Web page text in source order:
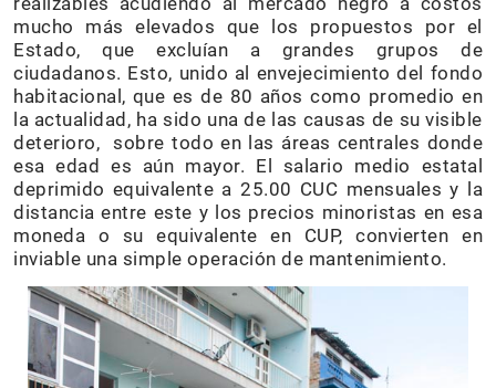
mucho más elevados que los propuestos por el
Estado, que excluían a grandes grupos de
ciudadanos. Esto, unido al envejecimiento del fondo
habitacional, que es de 80 años como promedio en
la actualidad, ha sido una de las causas de su visible
deterioro, sobre todo en las áreas centrales donde
esa edad es aún mayor. El salario medio estatal
deprimido equivalente a 25.00 CUC mensuales y la
distancia entre este y los precios minoristas en esa
moneda o su equivalente en CUP, convierten en
inviable una simple operación de mantenimiento.